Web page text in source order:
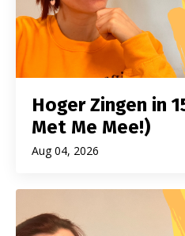
Hoger Zingen in
Met Me Mee!)
Aug 04, 2026